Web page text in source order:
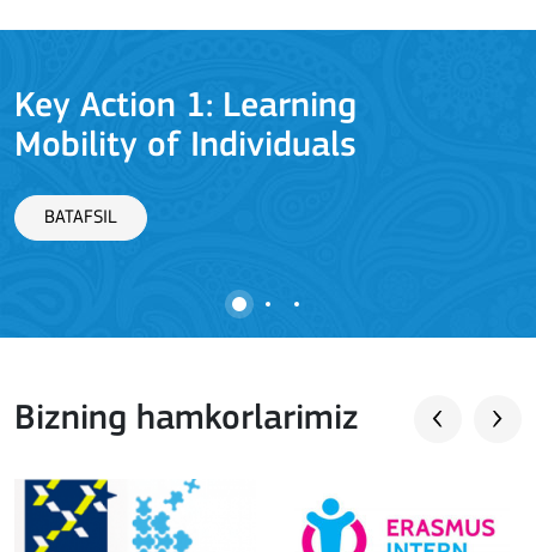
Key Action 1: Learning
Mobility of Individuals
BATAFSIL
Bizning hamkorlarimiz